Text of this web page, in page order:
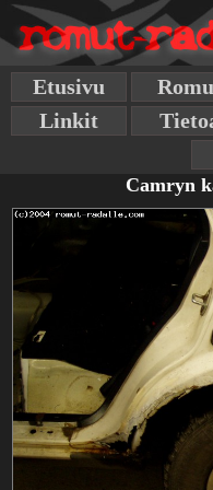
Etusivu
Linkit
Camryn